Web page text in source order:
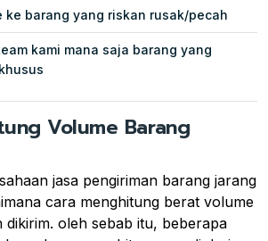
ke barang yang riskan rusak/pecah
kami mana saja barang yang
Volume Barang
jasa pengiriman barang jarang
cara menghitung berat volume
dikirim. oleh sebab itu, beberapa